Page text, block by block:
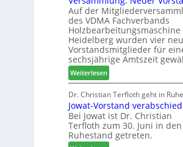
z
a
h
l
e
n
t
b
e
i
P
r
o
u
k
t
s
u
f
o
r
d
e
r
t
N
a
c
h
b
e
Auf der
des VDMA Fachverbands
Holzbearbeitungsmaschine
Heidelberg wurden vier
Vorstandsmitglieder für
sechsjährige Amtszeit
Weiterlesen:
V
e
r
s
a
m
Dr. Christian Terfloth geht in
Jowat-Vorstand
Bei Jowat ist Dr. Christian
Terfloth zum 30. Juni in den
Ruhestand getreten.